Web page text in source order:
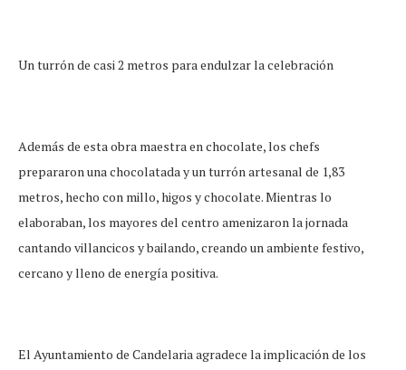
Un turrón de casi 2 metros para endulzar la celebración
Además de esta obra maestra en chocolate, los chefs
prepararon una chocolatada y un turrón artesanal de 1,83
metros, hecho con millo, higos y chocolate. Mientras lo
elaboraban, los mayores del centro amenizaron la jornada
cantando villancicos y bailando, creando un ambiente festivo,
cercano y lleno de energía positiva.
El Ayuntamiento de Candelaria agradece la implicación de los